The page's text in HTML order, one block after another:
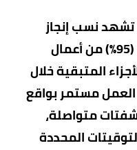
تشهد نسب إنجاز
متقدمة، إذ تم إنجاز أكثر من (95%) من أعمال
المتبقية خلال
العمل مستمر بواقع
متواصلة،
المحددة